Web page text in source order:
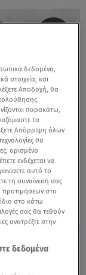
δεδομένα,
στοιχεία, και
Αποδοχή, θα
παρακάτω,
τα
Απόρριψη όλων
θα
ορισμένο
ενδέχεται να
αυτό το
τη συναίνεσή σας
προτιμήσεων στο
στο κάτω
σας θα τεθούν
ανατρέξτε στην
δεδομένα